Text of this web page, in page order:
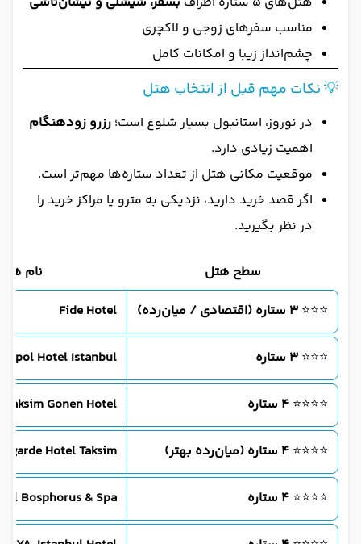
مناسب سفرهای زوجی و لاکچری
چشم‌انداز زیبا و امکانات کامل
💡 نکات مهم قبل از انتخاب هتل
در نوروز، استانبول بسیار شلوغ است؛ رزرو زودهنگام
اهمیت زیادی دارد.
موقعیت مکانی هتل از تعداد ستاره‌ها مهم‌تر است.
اگر قصد خرید دارید، نزدیکی به مترو یا مراکز خرید را
در نظر بگیرید.
سطح هتل
نام
⭐⭐⭐ ۳ ستاره (اقتصادی / میان‌رده) Fide Hotel
⭐⭐⭐ ۳ ستاره Hotel Istanbul
⭐⭐⭐⭐ 4 ستاره Taksim Gonen Hotel
⭐⭐⭐⭐ ۴ ستاره (میان‌رده بهتر) Hotel Taksim
⭐⭐⭐⭐ ۴ ستاره Bosphorus & Spa